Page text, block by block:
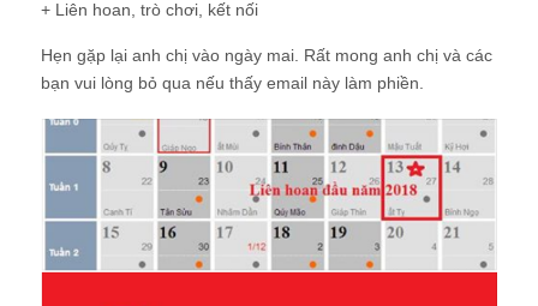
+ Liên hoan, trò chơi, kết nối
Hẹn gặp lại anh chị vào ngày mai. Rất mong anh chị và các
bạn vui lòng bỏ qua nếu thấy email này làm phiền.